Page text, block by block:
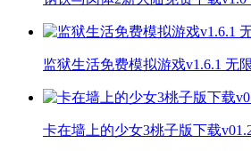
监狱生活免费模拟游戏v1.6.1 无
卡在墙上的少女3桃子版下载